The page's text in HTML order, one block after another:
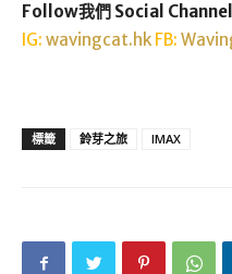
Follow我們 Social
IG: wavingcat.hk FB:
標籤 鈴芽之旅 IMAX